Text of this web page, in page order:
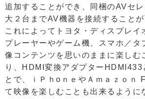
追加することができ、同梱のAVセ
大２台までAV機器を接続することが
これによってトヨタ・ディスプレイ
プレーヤーやゲーム機、スマホ／タ
像コンテンツを思いのままに楽しむ
り、HDMI変換アダプターHDMI433
とで、ｉＰｈoｎｅやＡｍａｚｏｎ
て映像を楽しむことも出来るように